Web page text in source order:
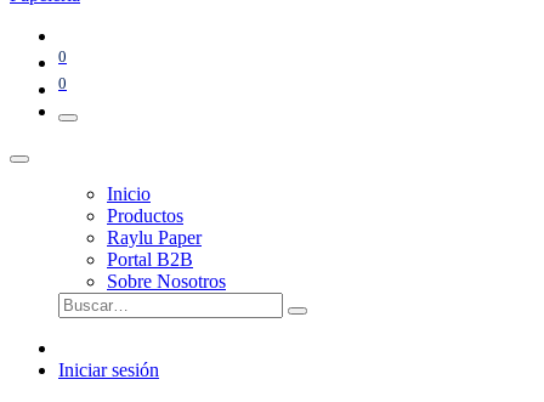
0
0
Inicio
Productos
Raylu Paper
Portal B2B
Sobre Nosotros
Iniciar sesión